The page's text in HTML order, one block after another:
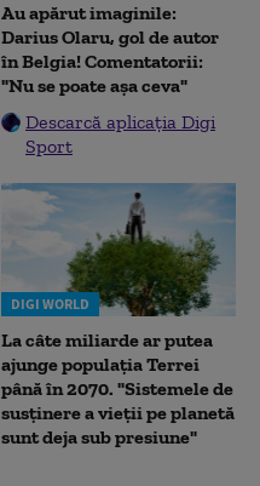
Au apărut imaginile:
Darius Olaru, gol de autor
în Belgia! Comentatorii:
"Nu se poate așa ceva"
Descarcă aplicația Digi
Sport
DIGI WORLD
La câte miliarde ar putea
ajunge populația Terrei
până în 2070. "Sistemele de
susținere a vieții pe planetă
sunt deja sub presiune"